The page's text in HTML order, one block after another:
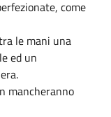
come
le mani una
ed un
mancheranno